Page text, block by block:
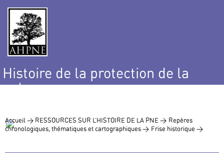
Histoire de la protection de la
nature
Accueil > RESSOURCES SUR L’HISTOIRE DE LA PNE > Repères
chronologiques, thématiques et cartographiques > Frise historique >